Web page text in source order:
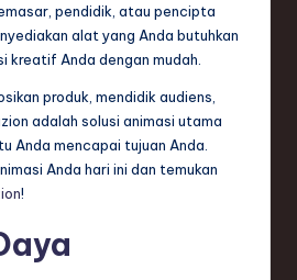
pendidik, atau pencipta
alat yang Anda butuhkan
kreatif Anda dengan mudah.
produk, mendidik audiens,
adalah solusi animasi utama
Anda mencapai tujuan Anda.
Anda hari ini dan temukan
!